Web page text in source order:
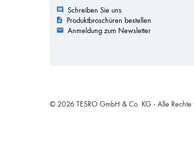
Schreiben Sie uns
Produktbroschüren bestellen
Anmeldung zum Newsletter
© 2026 TESRO GmbH & Co. KG - Alle Rechte